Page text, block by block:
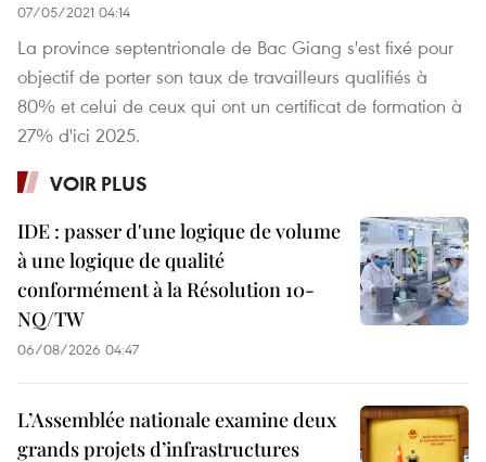
07/05/2021 04:14
La province septentrionale de Bac Giang s'est fixé pour
objectif de porter son taux de travailleurs qualifiés à
80% et celui de ceux qui ont un certificat de formation à
27% d'ici 2025.
VOIR PLUS
IDE : passer d'une logique de volume
à une logique de qualité
conformément à la Résolution 10-
NQ/TW
06/08/2026 04:47
L’Assemblée nationale examine deux
grands projets d’infrastructures